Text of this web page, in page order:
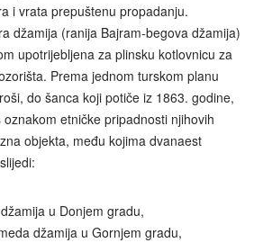
i vrata prepuštenu propadanju.
džamija (ranija Bajram-begova džamija)
upotrijebljena za plinsku kotlovnicu za
Prema jednom turskom planu
do šanca koji potiče iz 1863. godine,
etničke pripadnosti njihovih
objekta, među kojima dvanaest
u Donjem gradu,
džamija u Gornjem gradu,